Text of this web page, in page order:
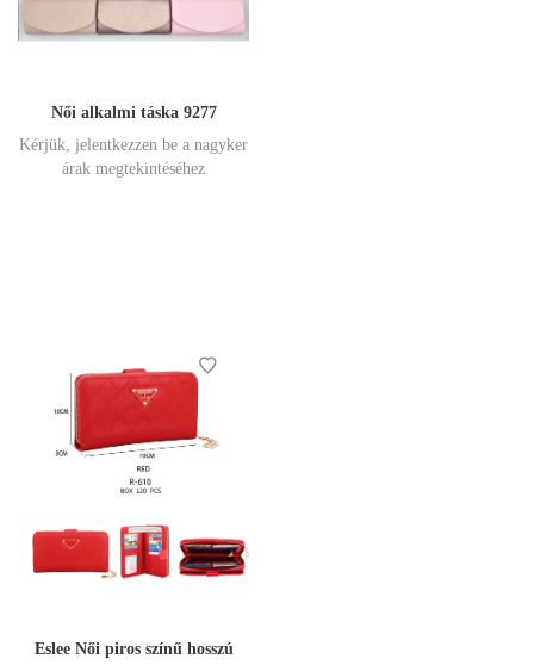
Női alkalmi táska 9277
Kérjük, jelentkezzen be a nagyker
árak megtekintéséhez
Eslee Női piros színű hosszú